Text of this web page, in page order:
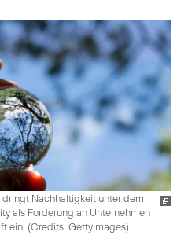
dringt Nachhaltigkeit unter dem
als Forderung an Unternehmen
ein. (Credits: Gettyimages)